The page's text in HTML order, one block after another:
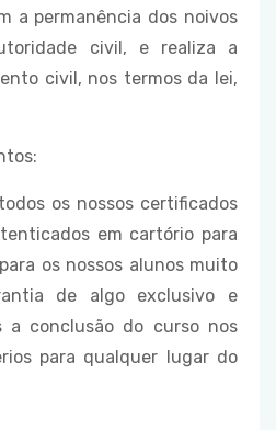
a permanência dos noivos
civil, e realiza a
civil, nos termos da lei,
os nossos certificados
em cartório para
os nossos alunos muito
de algo exclusivo e
a conclusão do curso nos
para qualquer lugar do